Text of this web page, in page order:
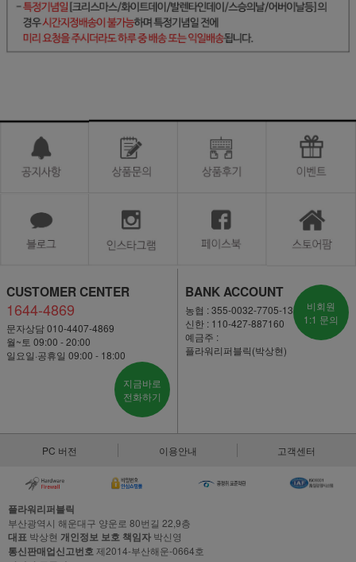
CUSTOMER CENTER
1644-4869
문자상담 010-4407-4869
월~토 09:00 - 20:00
일요일·공휴일 09:00 - 18:00
지금바로
전화하기
BANK ACCOUNT
농협 : 355-0032-7705-13
신한 : 110-427-887160
예금주 :
플라워리퍼블릭(박상현)
비회원
1:1 문의
PC 버전 이용안내 고객센터
플라워리퍼블릭
부산광역시 해운대구 양운로 80번길 22,9층
대표 박상현 개인정보 보호 책임자 박신영
통신판매업신고번호제2014-부산해운-0664호